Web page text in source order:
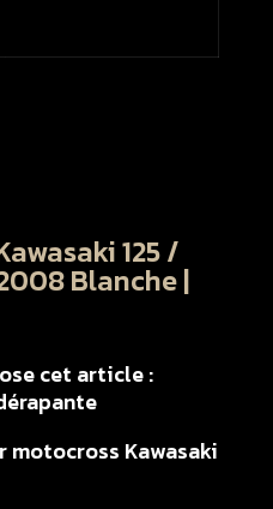
125 /
Blanche |
cet article :
Kawasaki